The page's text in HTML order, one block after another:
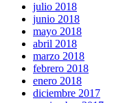
julio 2018
junio 2018
mayo 2018
abril 2018
marzo 2018
febrero 2018
enero 2018
diciembre 2017